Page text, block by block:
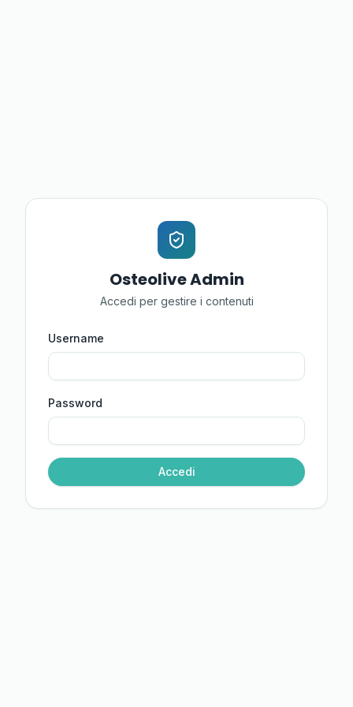
Osteolive Admin
Accedi per gestire i contenuti
Username
Password
Accedi